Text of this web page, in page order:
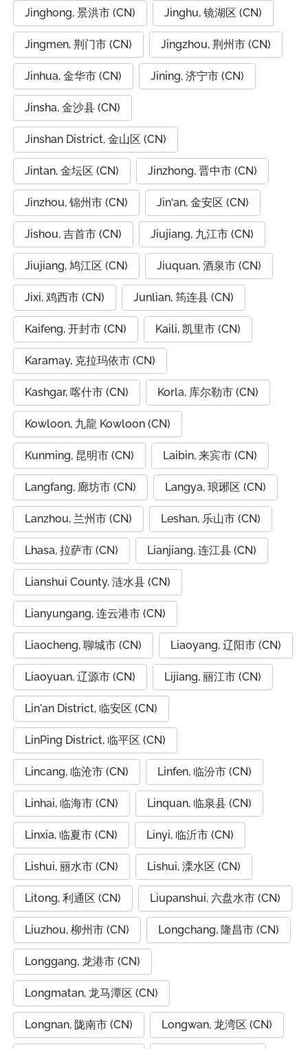
Jinghong, 景洪市 (CN) Jinghu, 镜湖区 (CN)
Jingmen, 荆门市 (CN) Jingzhou, 荆州市 (CN)
Jinhua, 金华市 (CN) Jining, 济宁市 (CN)
Jinsha, 金沙县 (CN)
Jinshan District, 金山区 (CN)
Jintan, 金坛区 (CN) Jinzhong, 晋中市 (CN)
Jinzhou, 锦州市 (CN) Jin‘an, 金安区 (CN)
Jishou, 吉首市 (CN) Jiujiang, 九江市 (CN)
Jiujiang, 鸠江区 (CN) Jiuquan, 酒泉市 (CN)
Jixi, 鸡西市 (CN) Junlian, 筠连县 (CN)
Kaifeng, 开封市 (CN) Kaili, 凯里市 (CN)
Karamay, 克拉玛依市 (CN)
Kashgar, 喀什市 (CN) Korla, 库尔勒市 (CN)
Kowloon, 九龍 Kowloon (CN)
Kunming, 昆明市 (CN) Laibin, 来宾市 (CN)
Langfang, 廊坊市 (CN) Langya, 琅琊区 (CN)
Lanzhou, 兰州市 (CN) Leshan, 乐山市 (CN)
Lhasa, 拉萨市 (CN) Lianjiang, 连江县 (CN)
Lianshui County, 涟水县 (CN)
Lianyungang, 连云港市 (CN)
Liaocheng, 聊城市 (CN) Liaoyang, 辽阳市 (CN)
Liaoyuan, 辽源市 (CN) Lijiang, 丽江市 (CN)
Lin'an District, 临安区 (CN)
LinPing District, 临平区 (CN)
Lincang, 临沧市 (CN) Linfen, 临汾市 (CN)
Linhai, 临海市 (CN) Linquan, 临泉县 (CN)
Linxia, 临夏市 (CN) Linyi, 临沂市 (CN)
Lishui, 丽水市 (CN) Lishui, 溧水区 (CN)
Litong, 利通区 (CN) Liupanshui, 六盘水市 (CN)
Liuzhou, 柳州市 (CN) Longchang, 隆昌市 (CN)
Longgang, 龙港市 (CN)
Longmatan, 龙马潭区 (CN)
Longnan, 陇南市 (CN) Longwan, 龙湾区 (CN)